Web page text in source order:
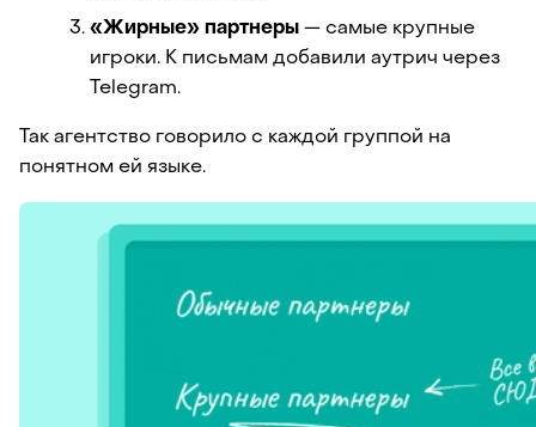
«Жирные» партнеры — самые крупные
игроки. К письмам добавили аутрич через
Telegram.
Так агентство говорило с каждой группой на
понятном ей языке.